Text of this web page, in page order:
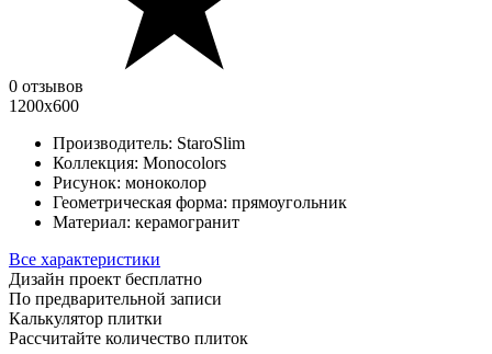
0 отзывов
1200x600
Производитель: StaroSlim
Коллекция: Monocolors
Рисунок: моноколор
Геометрическая форма: прямоугольник
Материал: керамогранит
Все характеристики
Дизайн проект бесплатно
По предварительной записи
Калькулятор плитки
Рассчитайте количество плиток